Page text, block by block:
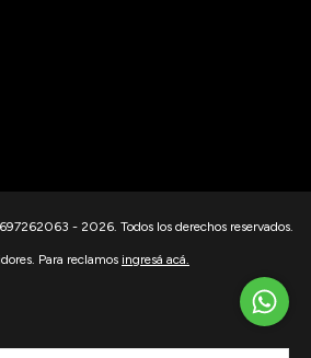
- 2026. Todos los derechos reservados.
Para reclamos ingresá acá.